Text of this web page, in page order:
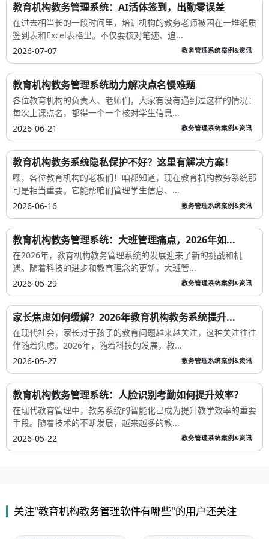
教育机构教务管理系统：AI活体签到，出勤零误差
在过去相当长的一段时间里，培训机构的教务老师被困在一堆纸质
签到表和Excel表格里。不仅要核对笔迹、追...
2026-07-07
教务管理系统案例&资讯
教育机构教务管理系统助力解决点名慢难题
各位教育机构的负责人、老师们，大家有没有遇到过这样的情况：
每次上课点名，都得一个一个核对学生信息...
2026-06-21
教务管理系统案例&资讯
教育机构教务系统隐私保护不好？这里有解决方案！
嘿，各位教育机构的老板们！咱都知道，现在教育机构教务系统那
可是相当重要。它能帮咱们管理学生信息、...
2026-06-16
教务管理系统案例&资讯
教育机构教务管理系统：大班管理痛点，2026年如...
在2026年，教育机构教务管理系统的发展迎来了新的挑战和机
遇。随着科技的进步和教育理念的更新，大班管...
2026-05-29
教务管理系统案例&资讯
家长焦虑如何缓解？2026年教育机构教务系统提升...
在现代社会，家长对于孩子的教育问题越来越关注，这种关注往往
伴随着焦虑。2026年，随着科技的发展，教...
2026-05-27
教务管理系统案例&资讯
教育机构教务管理系统：人脸识别考勤如何提升效率？
在现代教育管理中，教务系统的智能化已成为提升教学效率的重要
手段。随着技术的不断发展，越来越多的教...
2026-05-22
教务管理系统案例&资讯
关注"教育机构教务管理软件有哪些"的用户还关注